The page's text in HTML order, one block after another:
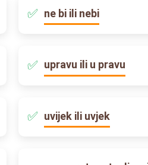
ne bi ili nebi
upravu ili u pravu
uvijek ili uvjek